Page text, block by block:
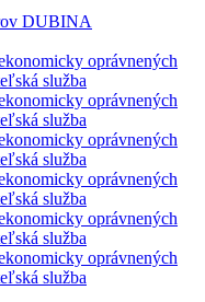
DUBINA
oprávnených
služba
oprávnených
služba
oprávnených
služba
oprávnených
služba
oprávnených
služba
oprávnených
služba